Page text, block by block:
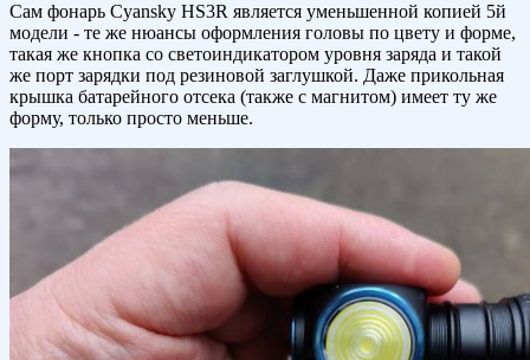
Сам фонарь Cyansky HS3R является уменьшенной копией 5й
модели - те же нюансы оформления головы по цвету и форме,
такая же кнопка со светоиндикатором уровня заряда и такой
же порт зарядки под резиновой заглушкой. Даже прикольная
крышка батарейного отсека (также с магнитом) имеет ту же
форму, только просто меньше.